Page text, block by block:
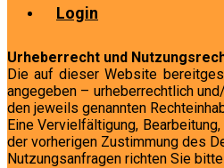
Login
Urheberrecht und
Die auf dieser Website
angegeben – urheberrechtlich
den jeweils genannten
Eine Vervielfältigung,
der vorherigen Zustimmung des
Nutzungsanfragen richten Sie